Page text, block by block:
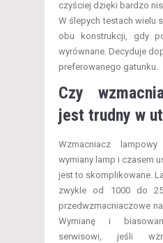
czyściej dzięki bardzo
W ślepych testach wielu
obu konstrukcji, gdy
wyrównane. Decyduje
preferowanego gatunku.
Czy
jest trudny w
Wzmacniacz
wymiany lamp i czasem
jest to skomplikowane.
zwykle od 1000 do
przedwzmacniaczowe
Wymianę i
serwisowi, jeśli